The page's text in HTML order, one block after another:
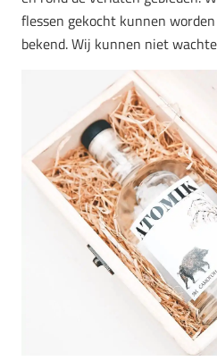
flessen gekocht kunnen
bekend. Wij kunnen niet